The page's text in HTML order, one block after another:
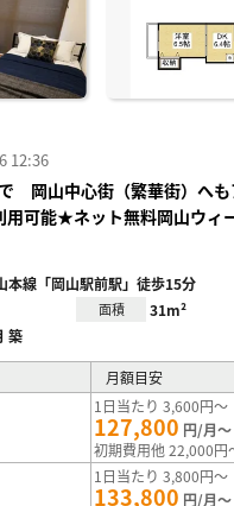
12:36
岡山中心街（繁華街）へも
可能★ネット無料岡山ウィ
本線「岡山駅前駅」徒歩15分
面積 31m²
築
月額目安
1日当たり 3,600円～
127,800 円/月～
初期費用他 22,000円
1日当たり 3,800円～
133,800 円/月～